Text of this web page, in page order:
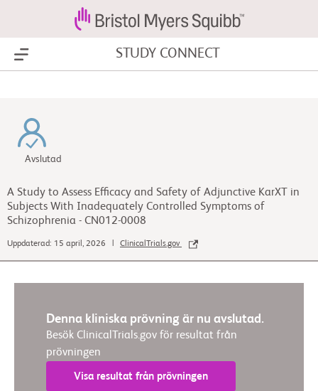
Show Menu STUDY CONNECT
Avslutad
A Study to Assess Efficacy and Safety of Adjunctive KarXT in
Subjects With Inadequately Controlled Symptoms of
Schizophrenia - CN012-0008
Uppdaterad: 15 april, 2026 | ClinicalTrials.gov
Denna kliniska prövning är nu avslutad.
Besök ClinicalTrials.gov för resultat från
prövningen
Visa resultat från prövningen